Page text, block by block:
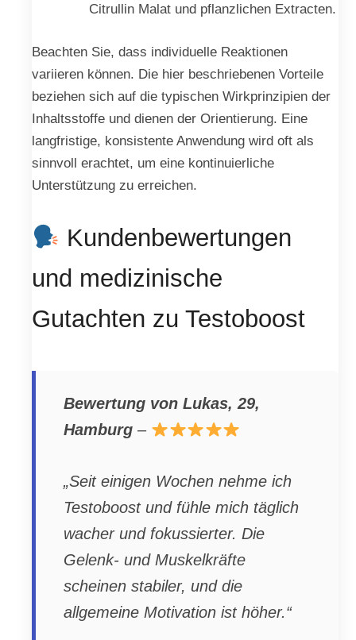
Citrullin Malat und pflanzlichen Extracten.
Beachten Sie, dass individuelle Reaktionen
variieren können. Die hier beschriebenen Vorteile
beziehen sich auf die typischen Wirkprinzipien der
Inhaltsstoffe und dienen der Orientierung. Eine
langfristige, konsistente Anwendung wird oft als
sinnvoll erachtet, um eine kontinuierliche
Unterstützung zu erreichen.
Kundenbewertungen
und medizinische
Gutachten zu Testoboost
Bewertung von Lukas, 29,
Hamburg –
„Seit einigen Wochen nehme ich
Testoboost und fühle mich täglich
wacher und fokussierter. Die
Gelenk- und Muskelkräfte
scheinen stabiler, und die
allgemeine Motivation ist höher.“